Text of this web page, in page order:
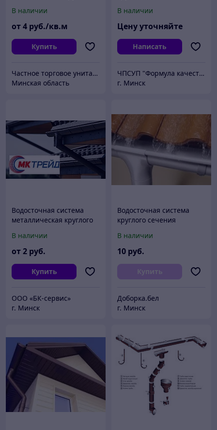
В наличии
от4 руб./кв.м
Купить
Частное торговое унитарное предприятие «АЛ-2Д»
Минская область
В наличии
Цену уточняйте
Написать
ЧПСУП "Формула качества"
г. Минск
Водосточная система
металлическая круглого
В наличии
от2 руб.
Купить
ООО «БК-сервис»
г. Минск
Водосточная система
круглого сечения
В наличии
10 руб.
Купить
Доборка.бел
г. Минск